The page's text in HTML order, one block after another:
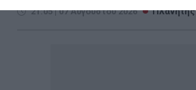
21:05 | 07 Αυγούστου 2026 Πλανήτης